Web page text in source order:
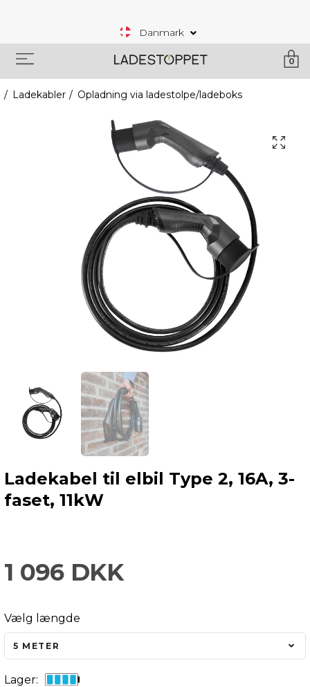
Danmark
0
Ladekabler Opladning via ladestolpe/ladeboks
Ladekabel til elbil Type 2, 16A, 3-
faset, 11kW
1 096 DKK
Vælg længde
5 METER
Lager: